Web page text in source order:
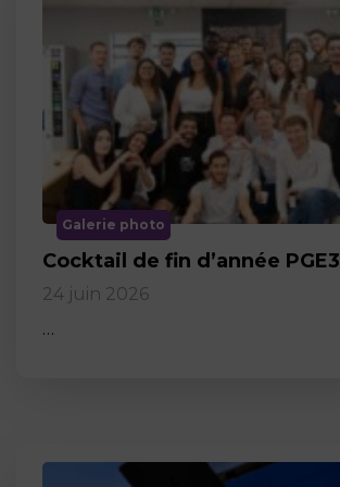
Galerie photo
Cocktail de fin d’année PGE3
24 juin 2026
…